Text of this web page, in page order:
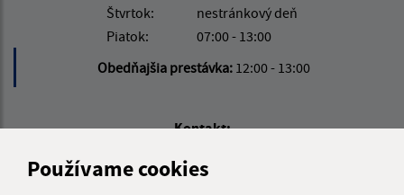
Používame cookies
Štvrtok:
nestránkový deň
Piatok:
07:00 - 13:00
Obedňajšia prestávka: 12:00 - 13:00
Kontakt:
Obecný úrad Bzenov